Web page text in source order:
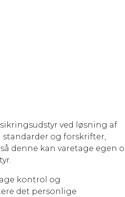
ved løsning af
og forskrifter,
denne kan varetage egen
kontrol og
det personlige